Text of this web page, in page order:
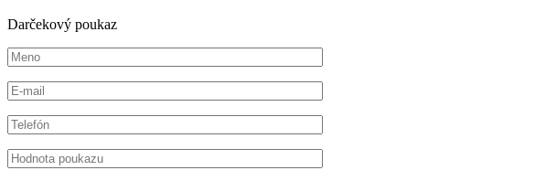
Darčekový poukaz